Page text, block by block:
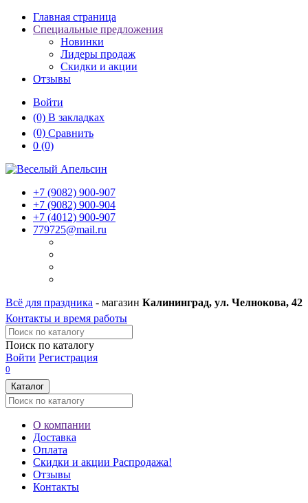
Главная страница
Специальные предложения
Новинки
Лидеры продаж
Скидки и акции
Отзывы
Войти
(0) В закладках
(0) Сравнить
0 (0)
+7 (9082) 900-907
+7 (9082) 900-904
+7 (4012) 900-907
779725@mail.ru
Всё для праздника - магазин Калининград, ул. Челнокова, 42
Контакты и время работы
Поиск по каталогу
Войти Регистрация
0
Каталог
О компании
Доставка
Оплата
Скидки и акции Распродажа!
Отзывы
Контакты